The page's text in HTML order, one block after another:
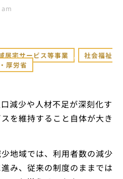
居宅サービス等事業 ,
社会福祉
厚労省
減少や人材不足が深刻化す
を維持すること自体が大き
地域では、利用者数の減少
み、従来の制度のままでは